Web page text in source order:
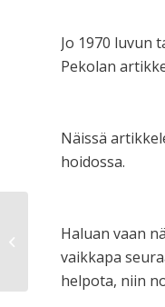
Jo 1970 luvun
Pekolan
Näissä
hoidossa.
Haluan vaan
vaikkapa
helpota, niin
Talvi parhaimmillaan